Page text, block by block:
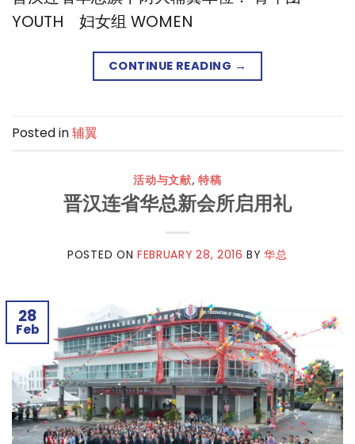
YOUTH 妇女组 WOMEN
CONTINUE READING →
Posted in辅翼
活动与文献,特稿
晋汉连省华总新会所启用礼
POSTED ON FEBRUARY 28, 2016 BY华总
28
Feb